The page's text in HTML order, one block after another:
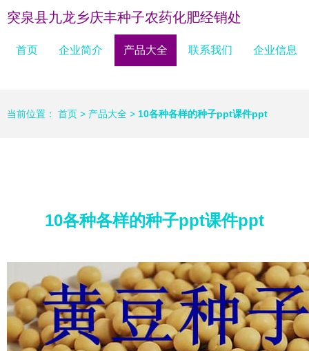
突泉县九龙乡庆丰种子农药化肥经销处
首页 企业简介 产品大全 联系我们 企业信息
当前位置： 首页 > 产品大全 > 10各种各样的种子ppt课件ppt
10各种各样的种子ppt课件ppt